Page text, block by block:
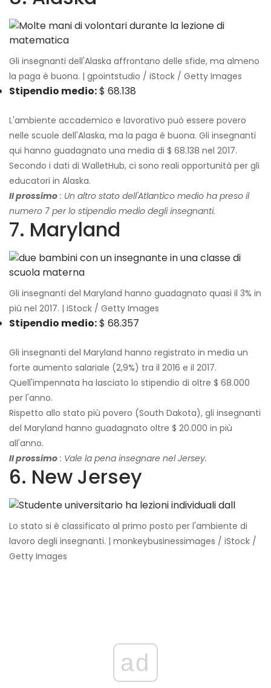
Gli insegnanti dell'Alaska affrontano delle sfide, ma almeno
la paga è buona. | gpointstudio / iStock / Getty Images
Stipendio medio:$ 68.138
L'ambiente accademico e lavorativo può essere povero
nelle scuole dell'Alaska, ma la paga è buona. Gli insegnanti
qui hanno guadagnato una media di $ 68.138 nel 2017.
Secondo i dati di WalletHub, ci sono reali opportunità per gli
educatori in Alaska.
Il prossimo : Un altro stato dell'Atlantico medio ha preso il
numero 7 per lo stipendio medio degli insegnanti.
7. Maryland
Gli insegnanti del Maryland hanno guadagnato quasi il 3% in
più nel 2017. | iStock / Getty Images
Stipendio medio:$ 68.357
Gli insegnanti del Maryland hanno registrato in media un
forte aumento salariale (2,9%) tra il 2016 e il 2017.
Quell'impennata ha lasciato lo stipendio di oltre $ 68.000
per l'anno.
Rispetto allo stato più povero (South Dakota), gli insegnanti
del Maryland hanno guadagnato oltre $ 20.000 in più
all'anno.
Il prossimo : Vale la pena insegnare nel Jersey.
6. New Jersey
Lo stato si è classificato al primo posto per l'ambiente di
lavoro degli insegnanti. | monkeybusinessimages / iStock /
Getty Images
ad